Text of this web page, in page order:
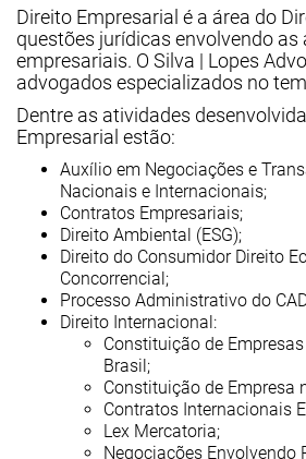
Direito Empresarial é a área do
questões jurídicas envolvendo as
empresariais. O Silva | Lopes
advogados especializados no
Dentre as atividades
Empresarial estão:
Auxílio em Negociações e
Nacionais e Internacionais;
Contratos Empresariais;
Direito Ambiental (ESG);
Direito do Consumidor Direito
Concorrencial;
Processo Administrativo do
Direito Internacional:
Constituição de
Brasil;
Constituição de Empresa
Contratos Internacionais
Lex Mercatoria;
Negociações Envolvendo